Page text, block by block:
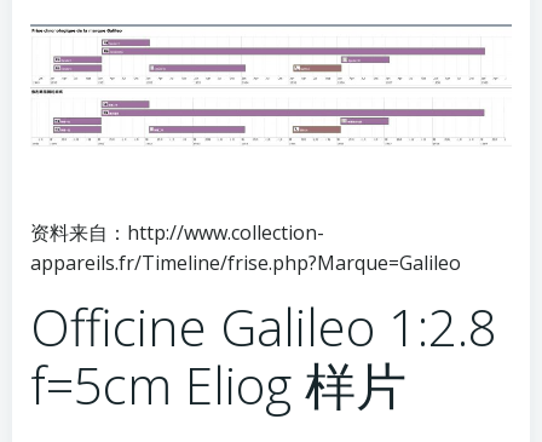
资料来自：http://www.collection-
appareils.fr/Timeline/frise.php?Marque=Galileo
Officine Galileo 1:2.8
f=5cm Eliog 样片